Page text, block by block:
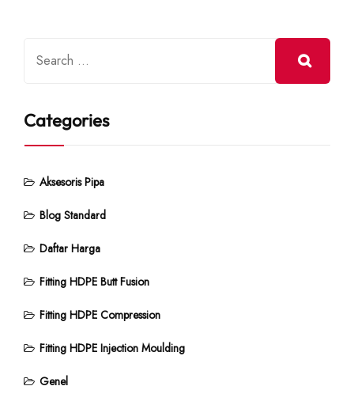
Categories
Aksesoris Pipa
Blog Standard
Daftar Harga
Fitting HDPE Butt Fusion
Fitting HDPE Compression
Fitting HDPE Injection Moulding
Genel